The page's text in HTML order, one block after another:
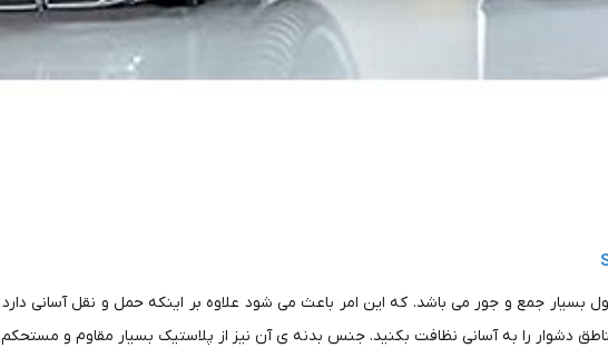
جمع و جور می باشد. که این امر باعث می شود علاوه بر اینکه حمل و نقل آسانی دارد
دشوار را به آسانی نظافت بکنید. جنس بدنه ی آن نیز از پلاستیک بسیار مقاوم و